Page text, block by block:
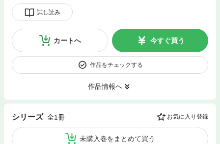
試し読み
カートへ 今すぐ買う
作品をチェックする
作品情報へ
シリーズ 全1冊 お気に入り登録
未購入巻をまとめて買う